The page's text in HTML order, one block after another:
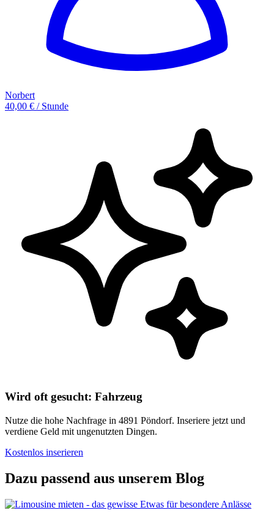
Norbert
40,00 € / Stunde
Wird oft gesucht: Fahrzeug
Nutze die hohe Nachfrage in 4891 Pöndorf. Inseriere jetzt und
verdiene Geld mit ungenutzten Dingen.
Kostenlos inserieren
Dazu passend aus unserem Blog